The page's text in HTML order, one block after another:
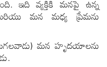
ఇది వ్యక్తికి మనపై ఉన్న
మరియు మన మధ్య ప్రేమను
మన హృదయాలను